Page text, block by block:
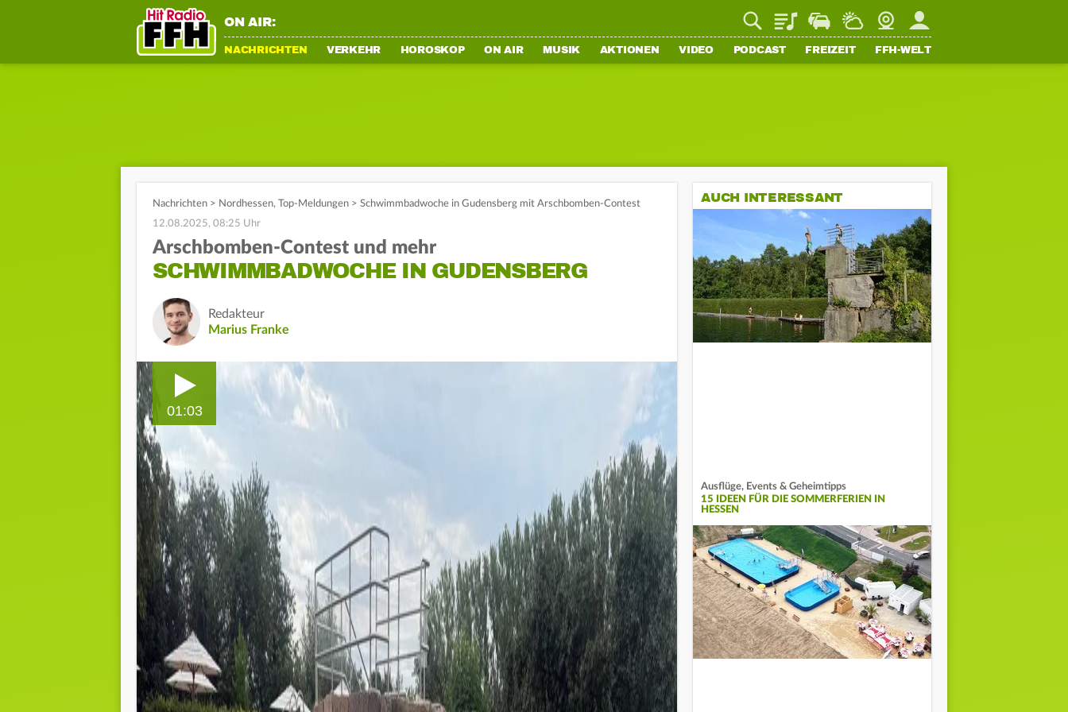
ON AIR: PlaylistStaupilotWetterWebcamMein FFH
NACHRICHTEN VERKEHR HOROSKOP ON AIR MUSIK AKTIONEN VIDEO PODCAST FREIZEIT FFH-WELT
Nachrichten > Nordhessen, Top-Meldungen > Schwimmbadwoche in Gudensberg mit Arschbomben-Contest
12.08.2025, 08:25 Uhr
Arschbomben-Contest und mehr
SCHWIMMBADWOCHE IN GUDENSBERG
Redakteur
Marius Franke
01:03
AUCH INTERESSANT
Ausflüge, Events & Geheimtipps
15 IDEEN FÜR DIE SOMMERFERIEN IN
HESSEN